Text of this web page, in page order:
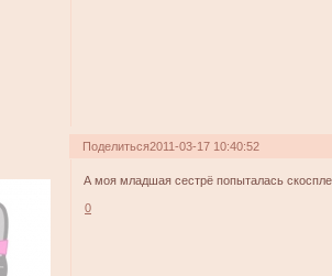
Поделиться2011-03-17 10:40:52
А моя младшая сестрё попыталась
0